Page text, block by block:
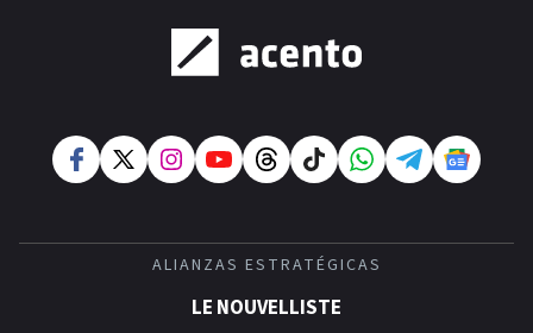
ALIANZAS ESTRATÉGICAS
LE NOUVELLISTE